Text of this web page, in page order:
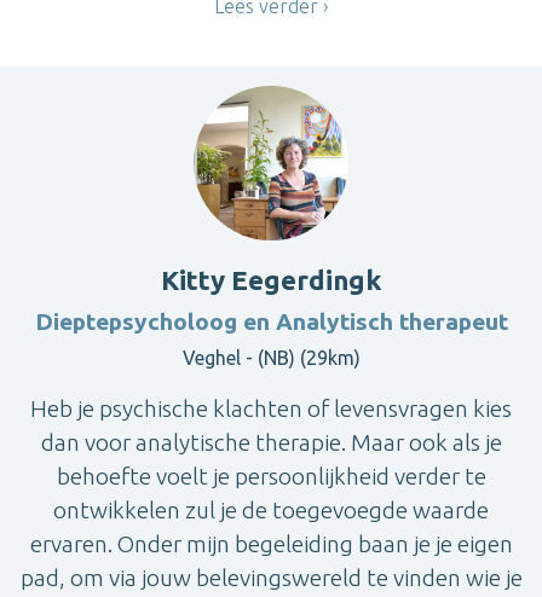
Lees verder
Kitty Eegerdingk
Dieptepsycholoog en Analytisch therapeut
Veghel - (NB) (29km)
Heb je psychische klachten of levensvragen kies
dan voor analytische therapie. Maar ook als je
behoefte voelt je persoonlijkheid verder te
ontwikkelen zul je de toegevoegde waarde
ervaren. Onder mijn begeleiding baan je je eigen
pad, om via jouw belevingswereld te vinden wie je